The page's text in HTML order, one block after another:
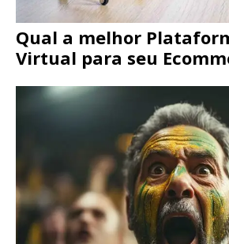
Qual a melhor
Virtual para seu